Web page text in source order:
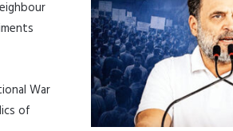
War
of